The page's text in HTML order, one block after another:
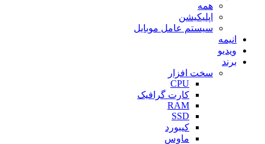
همه
اپلیکیشن
سیستم عامل موبایل
انیمه
ویدیو
برند
سخت افزار
CPU
کارت گرافیک
RAM
SSD
کیبورد
ماوس